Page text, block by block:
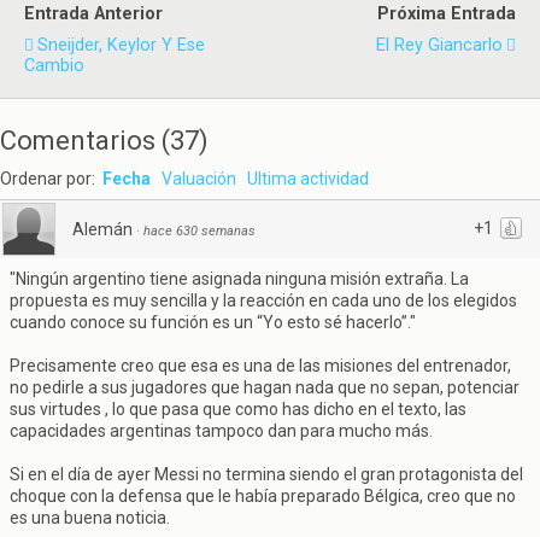
Entrada Anterior
Sneijder, Keylor Y Ese
Cambio
Próxima Entrada
El Rey Giancarlo
Comentarios (37)
Ordenar por: Fecha Valuación Ultima actividad
+1
Alemán · hace 630 semanas
"Ningún argentino tiene asignada ninguna misión extraña. La
propuesta es muy sencilla y la reacción en cada uno de los elegidos
cuando conoce su función es un “Yo esto sé hacerlo”."
Precisamente creo que esa es una de las misiones del entrenador,
no pedirle a sus jugadores que hagan nada que no sepan, potenciar
sus virtudes , lo que pasa que como has dicho en el texto, las
capacidades argentinas tampoco dan para mucho más.
Si en el día de ayer Messi no termina siendo el gran protagonista del
choque con la defensa que le había preparado Bélgica, creo que no
es una buena noticia.